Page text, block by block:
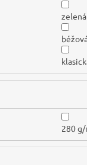
zelená
280 g/